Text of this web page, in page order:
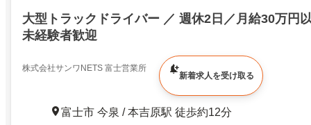
大型トラックドライバー ／ 週休2日／月給30万円
未経験者歓迎
株式会社サンワNETS 富士営業所
富士市 今泉 / 本吉原駅 徒歩約12分
新着求人を受け取る